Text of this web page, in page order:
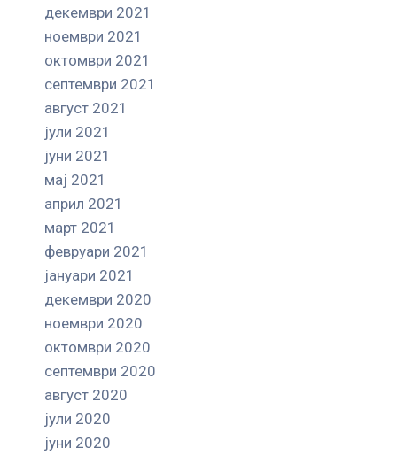
декември 2021
ноември 2021
октомври 2021
септември 2021
август 2021
јули 2021
јуни 2021
мај 2021
април 2021
март 2021
февруари 2021
јануари 2021
декември 2020
ноември 2020
октомври 2020
септември 2020
август 2020
јули 2020
јуни 2020